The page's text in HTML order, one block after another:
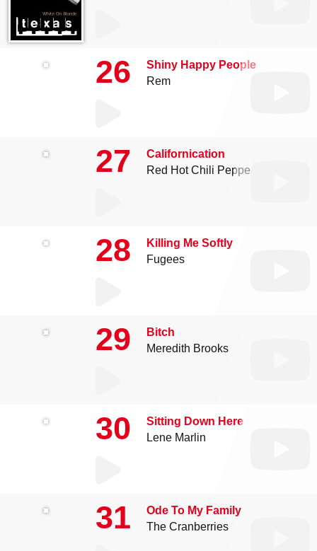
26
Shiny Happy People
Rem
27
Californication
Red Hot Chili Peppers
28
Killing Me Softly
Fugees
29
Bitch
Meredith Brooks
30
Sitting Down Here
Lene Marlin
31
Ode To My Family
The Cranberries